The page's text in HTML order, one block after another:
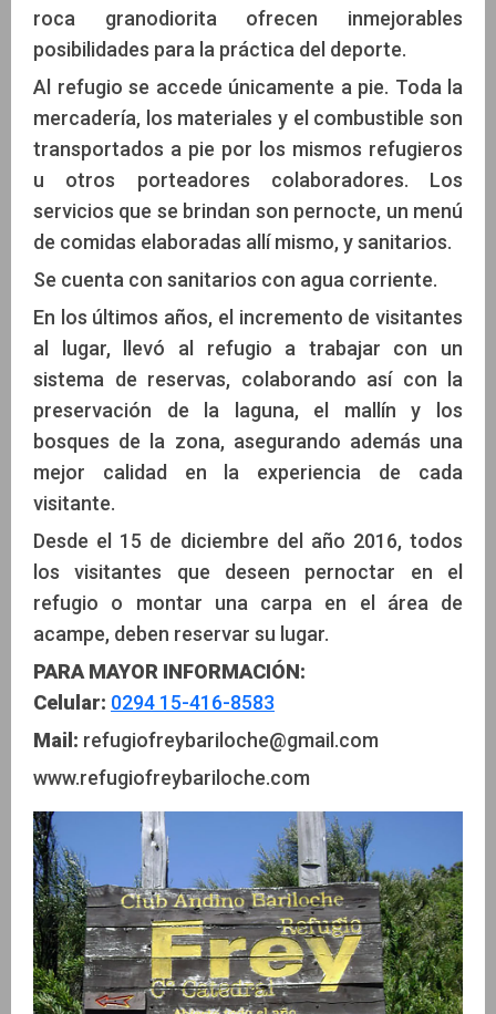
roca granodiorita ofrecen inmejorables
posibilidades para la práctica del deporte.
Al refugio se accede únicamente a pie. Toda la
mercadería, los materiales y el combustible son
transportados a pie por los mismos refugieros
u otros porteadores colaboradores. Los
servicios que se brindan son pernocte, un menú
de comidas elaboradas allí mismo, y sanitarios.
Se cuenta con sanitarios con agua corriente.
En los últimos años, el incremento de visitantes
al lugar, llevó al refugio a trabajar con un
sistema de reservas, colaborando así con la
preservación de la laguna, el mallín y los
bosques de la zona, asegurando además una
mejor calidad en la experiencia de cada
visitante.
Desde el 15 de diciembre del año 2016, todos
los visitantes que deseen pernoctar en el
refugio o montar una carpa en el área de
acampe, deben reservar su lugar.
PARA MAYOR INFORMACIÓN:
Celular: 0294 15-416-8583
Mail: refugiofreybariloche@gmail.com
www.refugiofreybariloche.com